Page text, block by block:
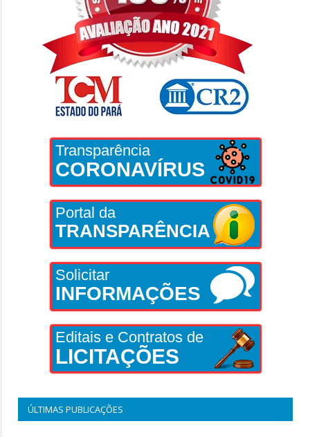
Transparência
CORONAVÍRUS
Portal da
TRANSPARÊNCIA
Solicitar
INFORMAÇÕES
Editais e Contratos de
LICITAÇÕES
ÚLTIMAS PUBLICAÇÕES